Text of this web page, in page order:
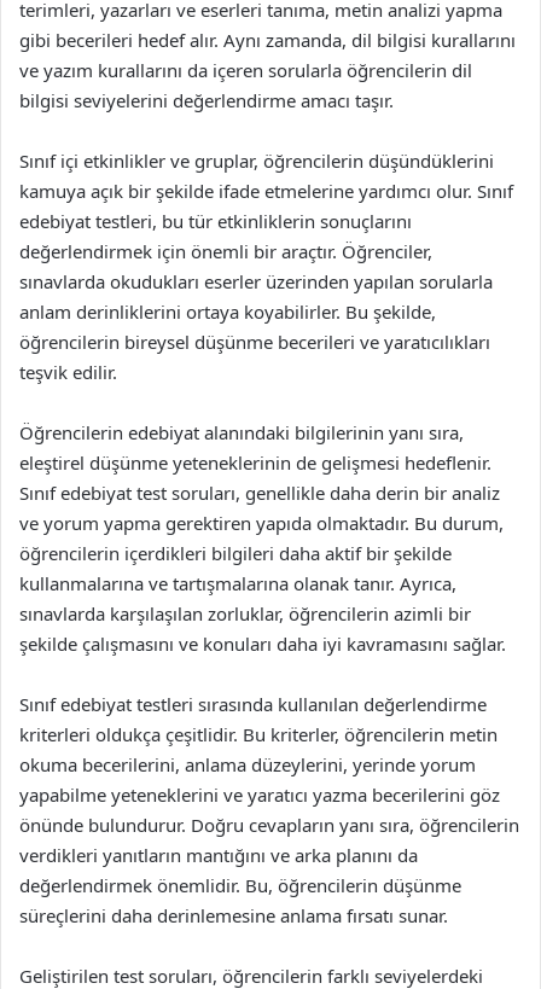
terimleri, yazarları ve eserleri tanıma, metin analizi yapma
gibi becerileri hedef alır. Aynı zamanda, dil bilgisi kurallarını
ve yazım kurallarını da içeren sorularla öğrencilerin dil
bilgisi seviyelerini değerlendirme amacı taşır.
Sınıf içi etkinlikler ve gruplar, öğrencilerin düşündüklerini
kamuya açık bir şekilde ifade etmelerine yardımcı olur. Sınıf
edebiyat testleri, bu tür etkinliklerin sonuçlarını
değerlendirmek için önemli bir araçtır. Öğrenciler,
sınavlarda okudukları eserler üzerinden yapılan sorularla
anlam derinliklerini ortaya koyabilirler. Bu şekilde,
öğrencilerin bireysel düşünme becerileri ve yaratıcılıkları
teşvik edilir.
Öğrencilerin edebiyat alanındaki bilgilerinin yanı sıra,
eleştirel düşünme yeteneklerinin de gelişmesi hedeflenir.
Sınıf edebiyat test soruları, genellikle daha derin bir analiz
ve yorum yapma gerektiren yapıda olmaktadır. Bu durum,
öğrencilerin içerdikleri bilgileri daha aktif bir şekilde
kullanmalarına ve tartışmalarına olanak tanır. Ayrıca,
sınavlarda karşılaşılan zorluklar, öğrencilerin azimli bir
şekilde çalışmasını ve konuları daha iyi kavramasını sağlar.
Sınıf edebiyat testleri sırasında kullanılan değerlendirme
kriterleri oldukça çeşitlidir. Bu kriterler, öğrencilerin metin
okuma becerilerini, anlama düzeylerini, yerinde yorum
yapabilme yeteneklerini ve yaratıcı yazma becerilerini göz
önünde bulundurur. Doğru cevapların yanı sıra, öğrencilerin
verdikleri yanıtların mantığını ve arka planını da
değerlendirmek önemlidir. Bu, öğrencilerin düşünme
süreçlerini daha derinlemesine anlama fırsatı sunar.
Geliştirilen test soruları, öğrencilerin farklı seviyelerdeki